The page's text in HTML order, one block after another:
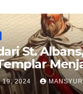
St.
Pasukan
Merebut
19, 2024